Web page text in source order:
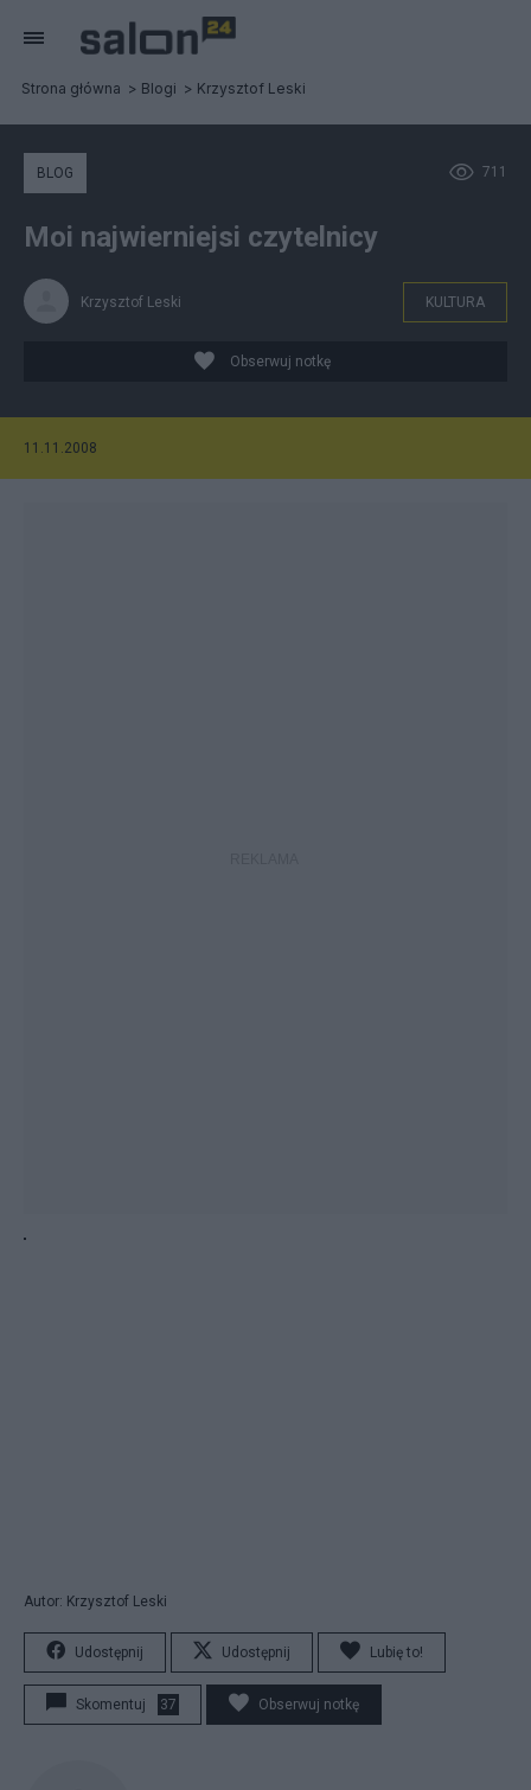
Strona główna Blogi Krzysztof Leski
711
BLOG
Moi najwierniejsi czytelnicy
Krzysztof Leski KULTURA
Obserwuj notkę
11.11.2008
Autor: Krzysztof Leski
Udostępnij Udostępnij Lubię to!
Skomentuj 37 Obserwuj notkę